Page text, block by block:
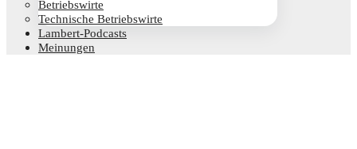
Betriebs­wir­te
Tech­ni­sche Betriebswirte
Lam­­bert-Pod­­casts
Mei­nun­gen